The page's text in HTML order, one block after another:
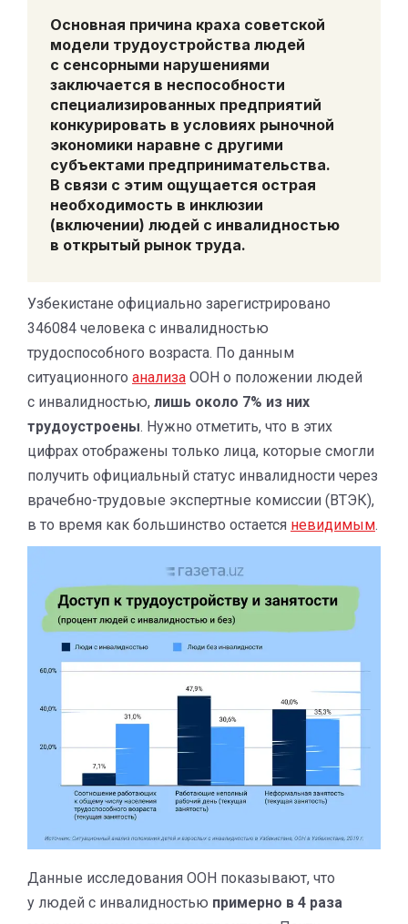
Основная причина краха советской
модели трудоустройства людей
с сенсорными нарушениями
заключается в неспособности
специализированных предприятий
конкурировать в условиях рыночной
экономики наравне с другими
субъектами предпринимательства.
В связи с этим ощущается острая
необходимость в инклюзии
(включении) людей с инвалидностью
в открытый рынок труда.
Узбекистане официально зарегистрировано
346084 человека с инвалидностью
трудоспособного возраста. По данным
ситуационного анализа ООН о положении людей
с инвалидностью, лишь около 7% из них
трудоустроены. Нужно отметить, что в этих
цифрах отображены только лица, которые смогли
получить официальный статус инвалидности через
врачебно-трудовые экспертные комиссии (ВТЭК),
в то время как большинство остается невидимым.
Данные исследования ООН показывают, что
у людей с инвалидностью примерно в 4 раза